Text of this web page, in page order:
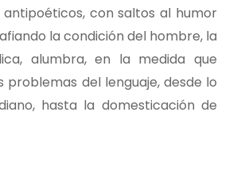
antipoéticos, con saltos al humor
la condición del hombre, la
alumbra, en la medida que
problemas del lenguaje, desde lo
hasta la domesticación de